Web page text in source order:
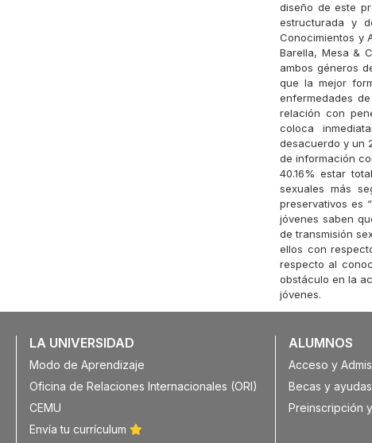
diseño de este
estructurada y
Conocimientos y
Barella, Mesa &
ambos géneros
que la mejor
enfermedades
relación con
coloca
desacuerdo y un
de información
40.16% estar
sexuales más
preservativos es
jóvenes saben
de transmisión
ellos con
respecto al
obstáculo en la
jóvenes.
LA UNIVERSIDAD
Modo de Aprendizaje
Oficina de Relaciones Internacionales (ORI)
CEMU
Envía tu currículum
ALUMNOS
Acceso y
Becas y ayudas
Preinscripción